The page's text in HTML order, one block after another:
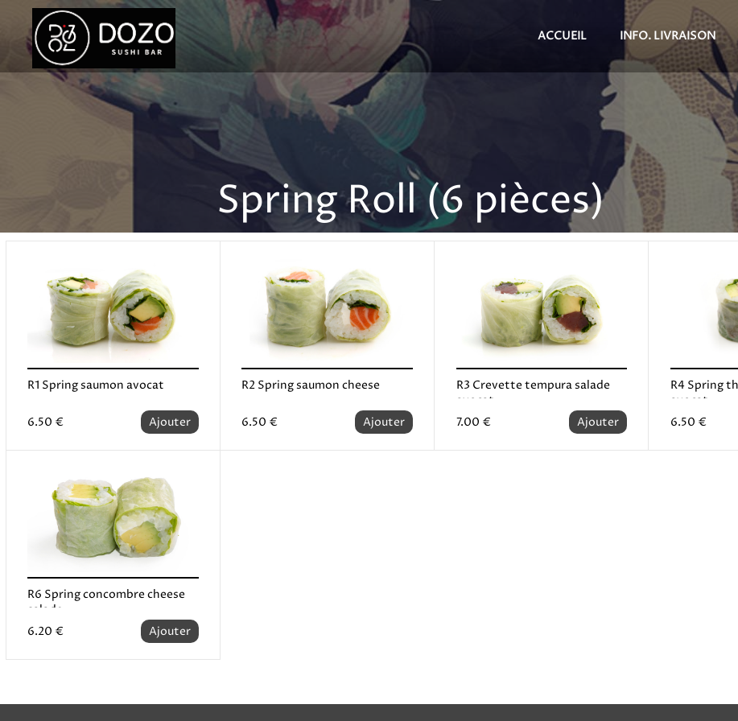
ACCUEIL INFO. LIVRAISON
Spring Roll (6 pièces)
R1 Spring saumon avocat
Ajouter
6.50 €
R2 Spring saumon cheese
Ajouter
6.50 €
R3 Crevette tempura salade
avocat...
Ajouter
7.00 €
R4 Spring
avocat
6.50 €
R6 Spring concombre cheese
salade
Ajouter
6.20 €